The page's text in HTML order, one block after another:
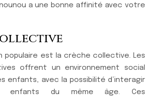
a une bonne affinité avec votre
populaire est la crèche collective. Les
offrent un environnement social
enfants, avec la possibilité d’interagir
enfants du même âge. Ces